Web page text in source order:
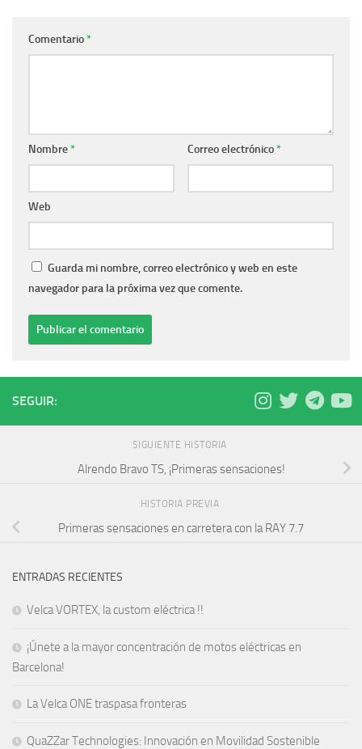
Comentario*
Nombre* Correo electrónico*
Web
Guarda mi nombre, correo electrónico y web en este
navegador para la próxima vez que comente.
SEGUIR:
SIGUIENTE HISTORIA
Alrendo Bravo TS, ¡Primeras sensaciones!
HISTORIA PREVIA
Primeras sensaciones en carretera con la RAY 7.7
ENTRADAS RECIENTES
Velca VORTEX, la custom eléctrica !!
¡Únete a la mayor concentración de motos eléctricas en
Barcelona!
La Velca ONE traspasa fronteras
QuaZZar Technologies: Innovación en Movilidad Sostenible